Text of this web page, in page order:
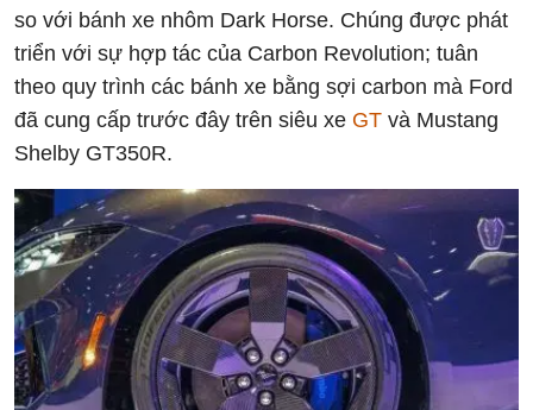
so với bánh xe nhôm Dark Horse. Chúng được phát
triển với sự hợp tác của Carbon Revolution; tuân
theo quy trình các bánh xe bằng sợi carbon mà Ford
đã cung cấp trước đây trên siêu xe GT và Mustang
Shelby GT350R.